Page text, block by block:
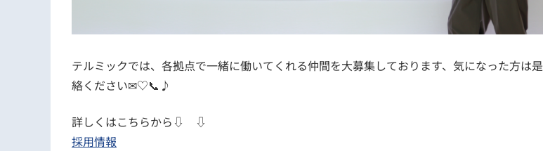
テルミックでは、各拠点で一緒に働いてくれる仲間を大募集しております、気になった方は
絡ください✉♡📞♪
詳しくはこちらから⇩ ⇩
採用情報